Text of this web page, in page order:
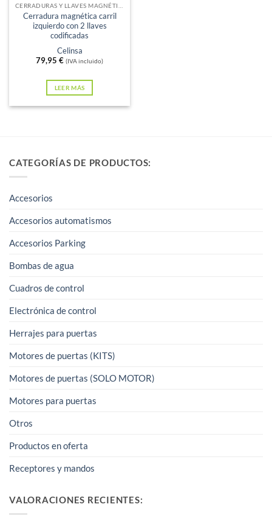
CERRADURAS Y LLAVES MAGNÉTICAS
Cerradura magnética carril
izquierdo con 2 llaves
codificadas
Celinsa
79,95 € (IVA incluido)
LEER MÁS
CATEGORÍAS DE PRODUCTOS:
Accesorios
Accesorios automatismos
Accesorios Parking
Bombas de agua
Cuadros de control
Electrónica de control
Herrajes para puertas
Motores de puertas (KITS)
Motores de puertas (SOLO MOTOR)
Motores para puertas
Otros
Productos en oferta
Receptores y mandos
VALORACIONES RECIENTES: